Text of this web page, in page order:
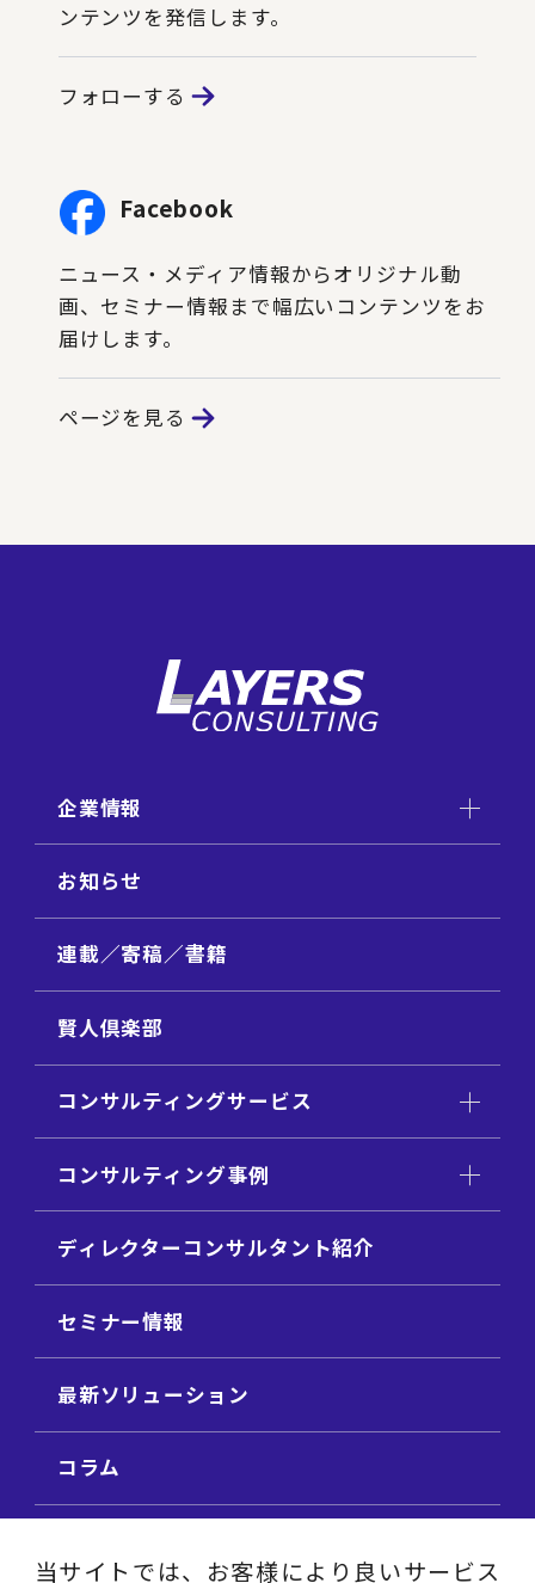
ンテンツを発信します。
フォローする
Facebook
ニュース・メディア情報からオリジナル動
画、セミナー情報まで幅広いコンテンツをお
届けします。
ページを見る
企業情報
お知らせ
連載／寄稿／書籍
賢人倶楽部
コンサルティングサービス
コンサルティング事例
ディレクターコンサルタント紹介
セミナー情報
最新ソリューション
コラム
当サイトでは、お客様により良いサービス